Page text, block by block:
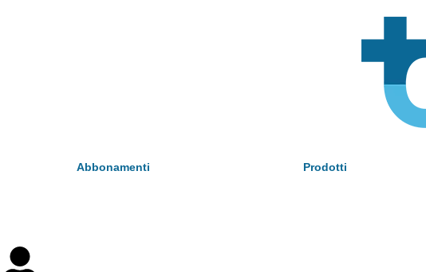
Abbonamenti Prodotti